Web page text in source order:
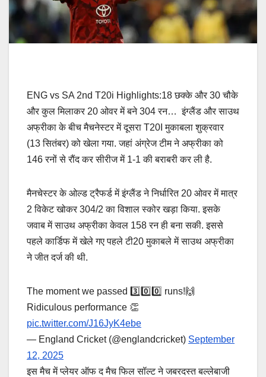
ENG vs SA 2nd T20i Highlights:18 छक्के और 30 चौके
और कुल मिलाकर 20 ओवर में बने 304 रन… इंग्लैंड और साउथ
अफ्रीका के बीच मैचनेस्टर में दूसरा T20I मुकाबला शुक्रवार
(13 स‍ितंबर) को खेला गया. जहां अंग्रेज टीम ने अफ्रीका को
146 रनों से रौंद कर सीरीज में 1-1 की बराबरी कर ली है.
मैनचेस्टर के ओल्ड ट्रैफर्ड में इंग्लैंड ने निर्धारित 20 ओवर में मात्र
2 विकेट खोकर 304/2 का विशाल स्कोर खड़ा किया. इसके
जवाब में साउथ अफ्रीका केवल 158 रन ही बना सकी. इससे
पहले कार्डिफ में खेले गए पहले टी20 मुकाबले में साउथ अफ्रीका
ने जीत दर्ज की थी.
The moment we passed 3️⃣0️⃣0️⃣ runs!🙌
Ridiculous performance 👏
pic.twitter.com/J16JyK4ebe
— England Cricket (@englandcricket) September
12, 2025
इस मैच में प्लेयर ऑफ द मैच फिल सॉल्ट ने जबरदस्त बल्लेबाजी